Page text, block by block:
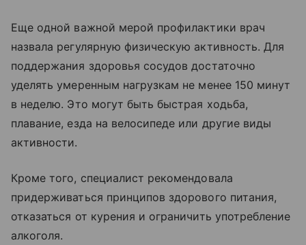
Еще одной важной мерой профилактики врач
назвала регулярную физическую активность. Для
поддержания здоровья сосудов достаточно
уделять умеренным нагрузкам не менее 150 минут
в неделю. Это могут быть быстрая ходьба,
плавание, езда на велосипеде или другие виды
активности.
Кроме того, специалист рекомендовала
придерживаться принципов здорового питания,
отказаться от курения и ограничить употребление
алкоголя.